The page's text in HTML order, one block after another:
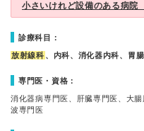
小さいけれど設備のある病院
診療科目：
放射線科 、内科、消化器内科、胃
専門医・資格：
消化器病専門医、肝臓専門医、大
波専門医